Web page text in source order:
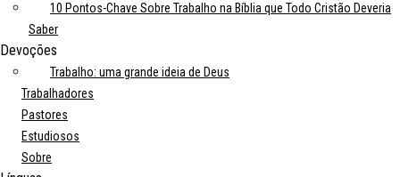
10 Pontos-Chave Sobre Trabalho na Bíblia que Todo Cristão Deveria
Saber
Devoções
Trabalho: uma grande ideia de Deus
Trabalhadores
Pastores
Estudiosos
Sobre